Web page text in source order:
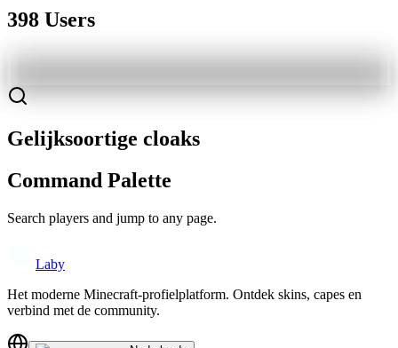
398 Users
Gelijksoortige cloaks
Command Palette
Search players and jump to any page.
Laby
Het moderne Minecraft-profielplatform. Ontdek skins, capes en
verbind met de community.